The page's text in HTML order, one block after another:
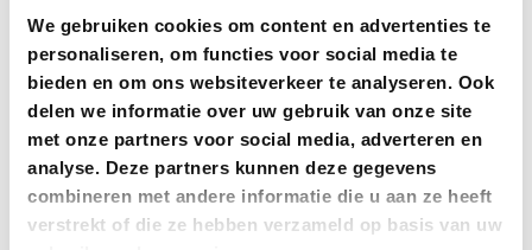
We gebruiken cookies om content en advertenties te
personaliseren, om functies voor social media te
bieden en om ons websiteverkeer te analyseren. Ook
delen we informatie over uw gebruik van onze site
met onze partners voor social media, adverteren en
analyse. Deze partners kunnen deze gegevens
combineren met andere informatie die u aan ze heeft
verstrekt of die ze hebben verzameld op basis van uw
uitgeven dan gewenst.
Vraag ons naar de
mogelijkheden voor uw